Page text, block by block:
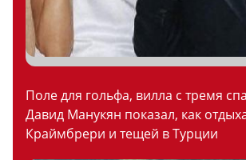
Поле для гольфа, вилла с тремя
Давид Манукян показал, как
Краймбрери и тещей в Турции